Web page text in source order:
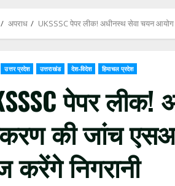
अपराध UKSSSC पेपर लीक! अधीनस्थ सेवा चयन आयोग
उत्तर प्रदेश उत्तराखंड देश-विदेश हिमाचल प्रदेश
पेपर लीक!
की जांच
निगरानी